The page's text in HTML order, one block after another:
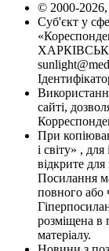
© 2000-2026,
Суб'єкт у
сайті,
При
і світу» ,
відкрите
Посилання
повного або
розміщена в
матеріалу.